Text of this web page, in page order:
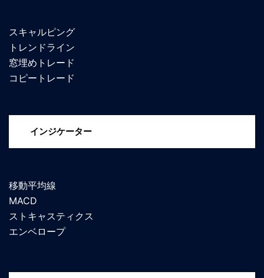
スキャルピング
トレンドライン
窓埋めトレード
コピートレード
インジケーター
移動平均線
MACD
ストキャスティクス
エンベロープ